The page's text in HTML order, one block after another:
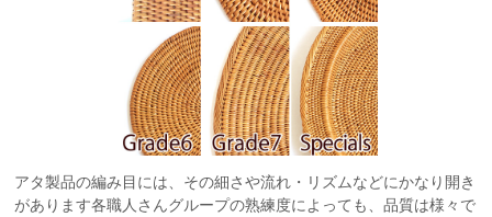
アタ製品の編み目には、その細さや流れ・リズムなどにかなり開き
があります各職人さんグループの熟練度によっても、品質は様々で